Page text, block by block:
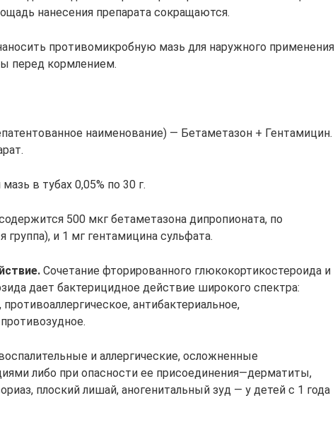
нанесения препарата сокращаются.
противомикробную мазь для наружного применения
перед кормлением.
наименование) — Бетаметазон + Гентамицин.
в тубах 0,05% по 30 г.
500 мкг бетаметазона дипропионата, по
и 1 мг гентамицина сульфата.
Сочетание фторированного глюкокортикостероида и
дает бактерицидное действие широкого спектра:
антибактериальное,
и аллергические, осложненные
либо при опасности ее присоединения—дерматиты,
плоский лишай, аногенитальный зуд — у детей с 1 года